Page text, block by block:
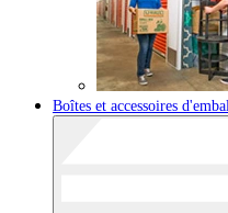
Boîtes et accessoires